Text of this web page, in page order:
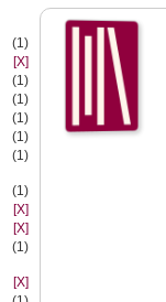
(1)
[X]
(1)
(1)
(1)
(1)
(1)
(1)
[X]
[X]
(1)
[X]